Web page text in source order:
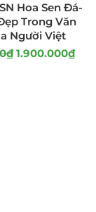
Hoa Sen Đá-
Trong Văn
Người Việt
₫ 1.900.000₫